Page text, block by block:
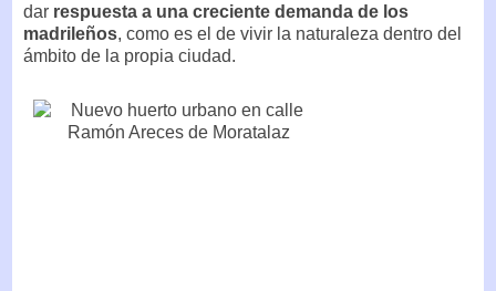
dar respuesta a una creciente demanda de los
madrileños, como es el de vivir la naturaleza dentro del
ámbito de la propia ciudad.